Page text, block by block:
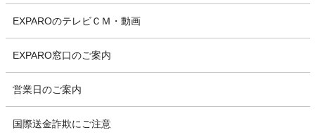
EXPAROのテレビＣＭ・動画
EXPARO窓口のご案内
営業日のご案内
国際送金詐欺にご注意